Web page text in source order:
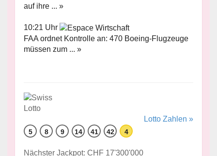
auf ihre ... »
10:21 Uhr
FAA ordnet Kontrolle an: 470 Boeing-Flugzeuge
müssen zum ... »
Lotto Zahlen »
5 8 9 14 41 42 4
Nächster Jackpot: CHF 17'300'000